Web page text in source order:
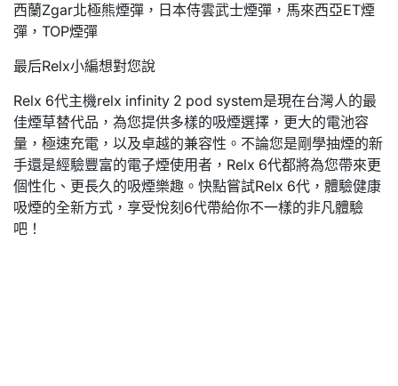
西蘭Zgar北極熊煙彈，日本侍雲武士煙彈，馬來西亞ET煙
彈，TOP煙彈
最后Relx小編想對您說
Relx 6代主機relx infinity 2 pod system是現在台灣人的最
佳煙草替代品，為您提供多樣的吸煙選擇，更大的電池容
量，極速充電，以及卓越的兼容性。不論您是剛學抽煙的新
手還是經驗豐富的電子煙使用者，Relx 6代都將為您帶來更
個性化、更長久的吸煙樂趣。快點嘗試Relx 6代，體驗健康
吸煙的全新方式，享受悅刻6代帶給你不一樣的非凡體驗
吧！